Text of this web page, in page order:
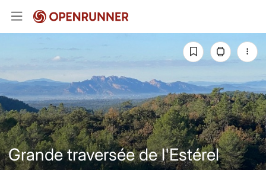
Grande traversée de l'Estérel